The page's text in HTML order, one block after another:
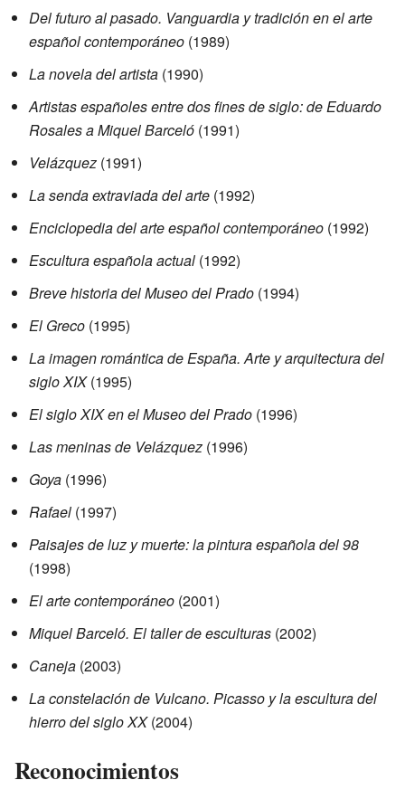
Del futuro al pasado. Vanguardia y tradición en el arte
español contemporáneo (1989)
La novela del artista (1990)
Artistas españoles entre dos fines de siglo: de Eduardo
Rosales a Miquel Barceló (1991)
Velázquez (1991)
La senda extraviada del arte (1992)
Enciclopedia del arte español contemporáneo (1992)
Escultura española actual (1992)
Breve historia del Museo del Prado (1994)
El Greco (1995)
La imagen romántica de España. Arte y arquitectura del
siglo XIX(1995)
El siglo XIX en el Museo del Prado (1996)
Las meninas de Velázquez (1996)
Goya (1996)
Rafael (1997)
Paisajes de luz y muerte: la pintura española del 98
(1998)
El arte contemporáneo (2001)
Miquel Barceló. El taller de esculturas (2002)
Caneja (2003)
La constelación de Vulcano. Picasso y la escultura del
hierro del siglo XX(2004)
Reconocimientos